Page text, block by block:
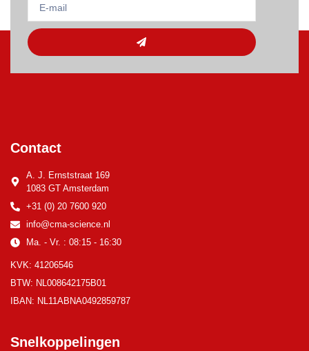
Contact
A. J. Ernststraat 169
1083 GT Amsterdam
+31 (0) 20 7600 920
info@cma-science.nl
Ma. - Vr. : 08:15 - 16:30
KVK: 41206546
BTW: NL008642175B01
IBAN: NL11ABNA0492859787
Snelkoppelingen